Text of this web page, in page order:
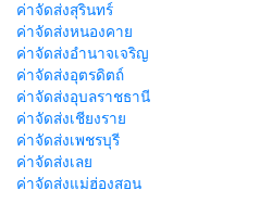
ค่าจัดส่งสุรินทร์
ค่าจัดส่งหนองคาย
ค่าจัดส่งอำนาจเจริญ
ค่าจัดส่งอุตรดิตถ์
ค่าจัดส่งอุบลราชธานี
ค่าจัดส่งเชียงราย
ค่าจัดส่งเพชรบุรี
ค่าจัดส่งเลย
ค่าจัดส่งแม่ฮ่องสอน